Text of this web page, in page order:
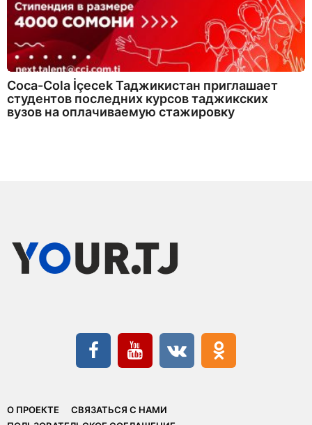
Coca-Cola İçecek Таджикистан приглашает
студентов последних курсов таджикских
вузов на оплачиваемую стажировку
О ПРОЕКТЕ
СВЯЗАТЬСЯ С НАМИ